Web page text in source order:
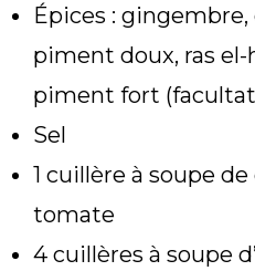
Épices :
piment doux, ras
piment fort
Sel
1 cuillère à soupe
tomate
4 cuillères à soupe